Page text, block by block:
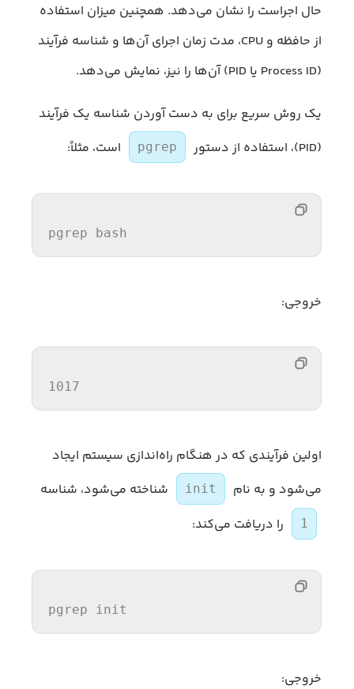
حال اجراست را نشان می‌دهد. همچنین میزان استفاده
از حافظه و CPU، مدت زمان اجرای آن‌ها و شناسه فرآیند
(Process ID یا PID) آن‌ها را نیز، نمایش می‌دهد.
یک روش سریع برای به دست آوردن شناسه یک فرآیند
(PID)، استفاده از دستور
pgrep است، مثلاً:
pgrep bash
خروجی:
1017
اولین فرآیندی که در هنگام راه‌اندازی سیستم ایجاد
می‌شود و به نام
init شناخته می‌شود، شناسه
1 را دریافت می‌کند:
pgrep init
خروجی: